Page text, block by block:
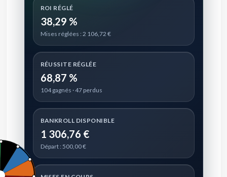
ROI RÉGLÉ
38,29 %
Mises réglées : 2 106,72 €
RÉUSSITE RÉGLÉE
68,87 %
104 gagnés · 47 perdus
BANKROLL DISPONIBLE
1 306,76 €
Départ : 500,00 €